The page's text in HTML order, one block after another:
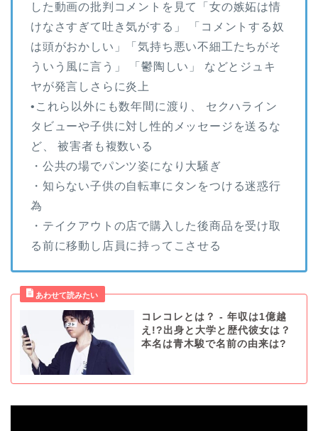
した動画の批判コメントを見て「女の嫉妬は情
けなさすぎて吐き気がする」 「コメントする奴
は頭がおかしい」「気持ち悪い不細工たちがそ
ういう風に言う」 「鬱陶しい」 などとジュキ
ヤが発言しさらに炎上
•これら以外にも数年間に渡り、 セクハライン
タビューや子供に対し性的メッセージを送るな
ど、 被害者も複数いる
・公共の場でパンツ姿になり大騒ぎ
・知らない子供の自転車にタンをつける迷惑行
為
・テイクアウトの店で購入した後商品を受け取
る前に移動し店員に持ってこさせる
コレコレとは？ - 年収は1億越
え!?出身と大学と歴代彼女は？
本名は青木駿で名前の由来は?